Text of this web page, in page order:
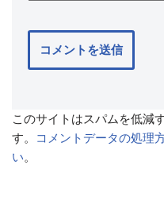
このサイトはスパムを低減
す。
コメントデータの処理
い。